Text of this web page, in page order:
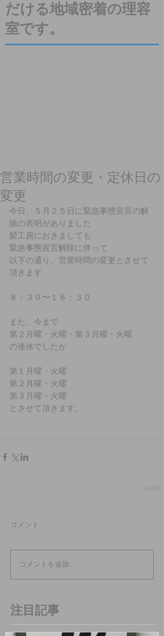
だける地域密着の理容
室です。
営業時間の変更・定休日の
変更
今日、５月２５日に緊急事態宣言の解
除の表明がありました
髪工房におきましても
緊急事態宣言解除に伴って
以下の通り、営業時間の変更とさせて
頂きます
８：３０〜１８：３０
また、今まで
第２月曜・火曜・第３月曜・火曜
の連休でしたが
第１月曜・火曜
第２月曜・火曜
第３月曜・火曜
とさせて頂きます。
コメント
コメントを追加…
注目記事